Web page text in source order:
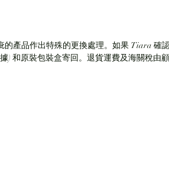
產品作出特殊的更換處理。如果 Tiara
) 和原裝包裝盒寄回。退貨運費及海關稅由顧